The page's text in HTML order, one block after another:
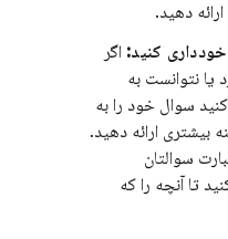
دهید.
کنید: اگر
یا نتوانست به
سوال خود را به
بیشتری ارائه دهید.
سوالتان
تا آنچه را که